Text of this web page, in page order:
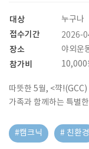
대상 누구나
접수기간 2026-
장소 야외운
참가비 10,000
따뜻한 5월, <꺅!(GCC)
가족과 함께하는 특별
#캠크닉 # 친환경